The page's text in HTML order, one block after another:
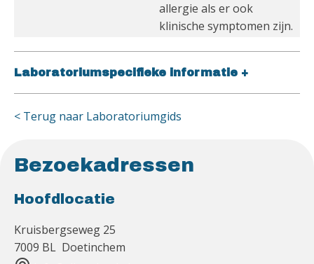
allergie als er ook
klinische symptomen zijn.
Laboratoriumspecifieke informatie +
< Terug naar Laboratoriumgids
Bezoekadressen
Hoofdlocatie
Kruisbergseweg 25
7009 BL Doetinchem